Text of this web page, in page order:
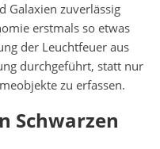
Galaxien zuverlässig
erstmals so etwas
der Leuchtfeuer aus
durchgeführt, statt nur
zu erfassen.
Schwarzen